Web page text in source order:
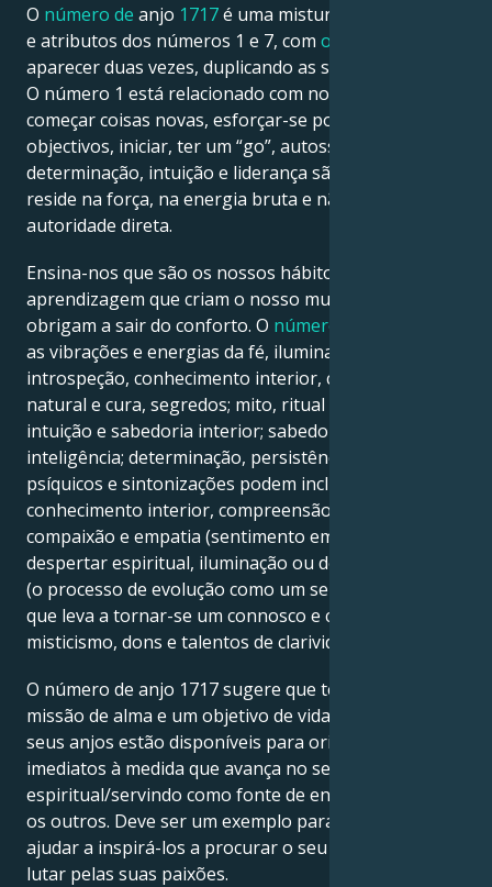
O número de anjo 1717é uma mistura das vibrações
e atributos dos números 1 e 7, com o número 1
aparecer duas vezes, duplicando as suas influências.
O número 1 está relacionado com novos começos,
começar coisas novas, esforçar-se por atingir
objectivos, iniciar, ter um “go”, autossuficiência e
determinação, intuição e liderança são o poder que
reside na força, na energia bruta e não na
autoridade direta.
Ensina-nos que são os nossos hábitos de
aprendizagem que criam o nosso mundo e nos
obrigam a sair do conforto. O número 7
as vibrações e energias da fé, iluminação espiritual,
introspeção, conhecimento interior, curandeiro
natural e cura, segredos; mito, ritual e esotérico;
intuição e sabedoria interior; sabedoria e
inteligência; determinação, persistência. Os dons
psíquicos e sintonizações podem incluir
conhecimento interior, compreensão dos outros,
compaixão e empatia (sentimento emocional),
despertar espiritual, iluminação ou desenvolvimento
(o processo de evolução como um ser ou o processo
que leva a tornar-se um connosco e com o universo),
misticismo, dons e talentos de clarividência.
O número de anjo 1717 sugere que tem uma forte
missão de alma e um objetivo de vida a cumprir, e os
seus anjos estão disponíveis para orientação e apoio
imediatos à medida que avança no seu caminho
espiritual/servindo como fonte de ensino/cura para
os outros. Deve ser um exemplo para os outros e
ajudar a inspirá-los a procurar o seu objetivo e a
lutar pelas suas paixões.